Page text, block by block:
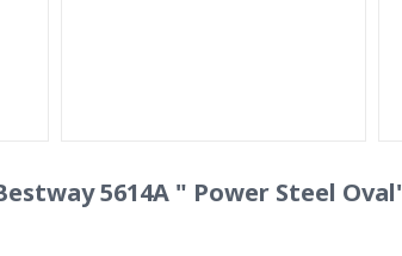
5614A " Power Steel